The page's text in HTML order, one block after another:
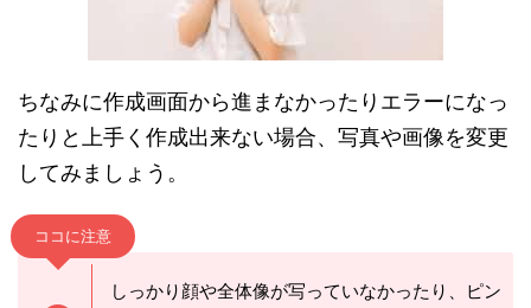
ちなみに作成画面から進まなかったりエラーになっ
たりと上手く作成出来ない場合、写真や画像を変更
してみましょう。
ココに注意
しっかり顔や全体像が写っていなかったり、ピン